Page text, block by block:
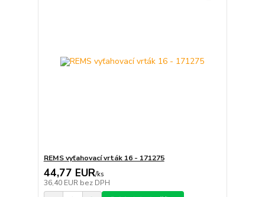
REMS vyťahovací vrták 16 - 171275
44,77 EUR/ks
36,40 EUR bez DPH